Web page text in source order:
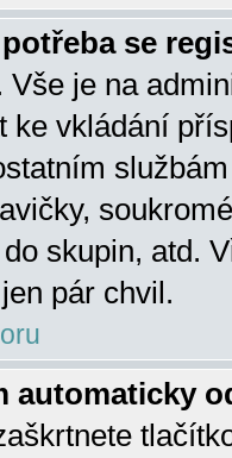
se
Vše je na
ke vkládání
skupin, atd.
pár chvil.
automaticky